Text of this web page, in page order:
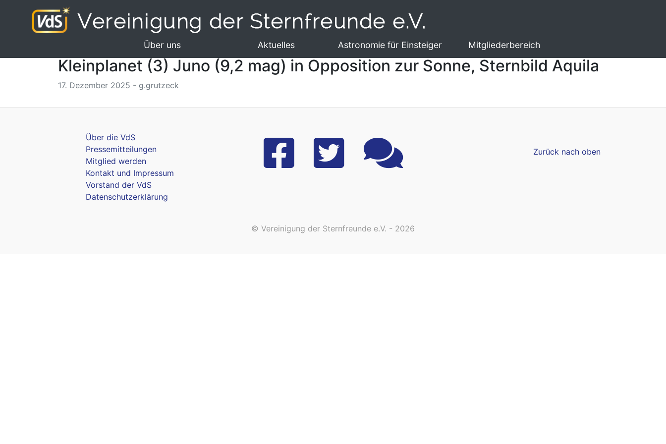
Über uns Aktuelles Astronomie für Einsteiger Mitgliederbereich
Kleinplanet (3) Juno (9,2 mag) in Opposition zur Sonne, Sternbild Aquila
17. Dezember 2025 - g.grutzeck
Über die VdS
Pressemitteilungen
Mitglied werden
Kontakt und Impressum
Vorstand der VdS
Datenschutzerklärung
Zurück nach oben
© Vereinigung der Sternfreunde e.V. - 2026